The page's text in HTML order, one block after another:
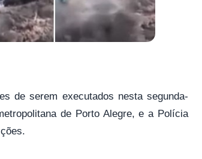
de serem executados nesta segunda-
de Porto Alegre, e a Polícia